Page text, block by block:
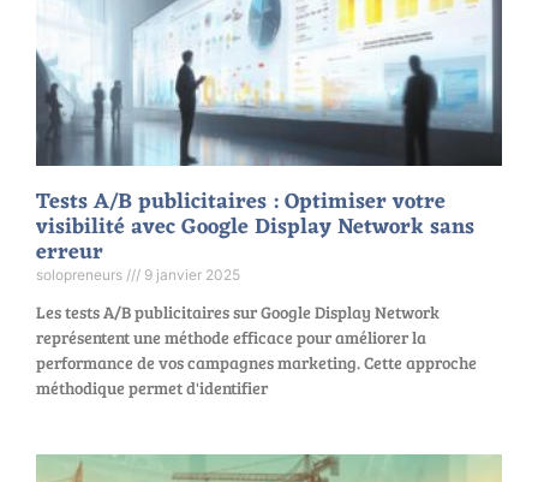
Tests A/B publicitaires : Optimiser votre
visibilité avec Google Display Network sans
erreur
solopreneurs 9 janvier 2025
Les tests A/B publicitaires sur Google Display Network
représentent une méthode efficace pour améliorer la
performance de vos campagnes marketing. Cette approche
méthodique permet d'identifier